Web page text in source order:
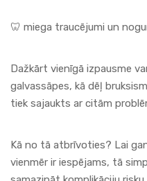
🦷 miega traucējumi un
Dažkārt vienīgā izpausme
galvassāpes, kā dēļ
tiek sajaukts ar citām
Kā no tā atbrīvoties? Lai
vienmēr ir iespējams, tā